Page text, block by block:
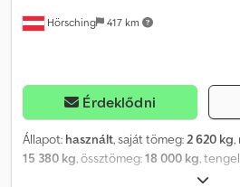
Hörsching 417 km
Érdeklődni
Állapot: használt, saját tömeg:2 620 kg,
15 380 kg, össztömeg:18 000 kg,
07/2023